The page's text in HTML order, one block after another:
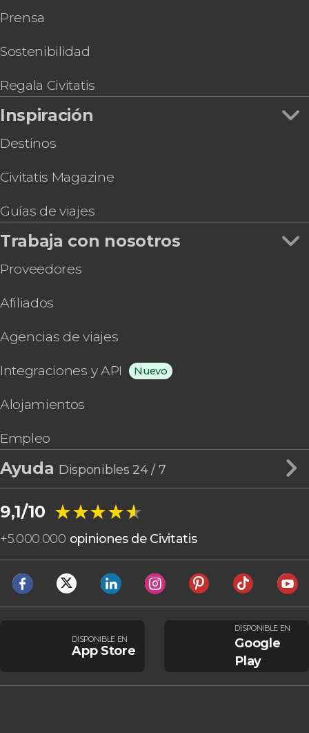
Prensa
Sostenibilidad
Regala Civitatis
Inspiración
Destinos
Civitatis Magazine
Guías de viajes
Trabaja con nosotros
Proveedores
Afiliados
Agencias de viajes
Integraciones y API Nuevo
Alojamientos
Empleo
Ayuda Disponibles 24 / 7
9,1/10 ★★★★★
★★★★★
+5.000.000 opiniones de Civitatis
DISPONIBLE EN
App Store
DISPONIBLE EN
Google
Play